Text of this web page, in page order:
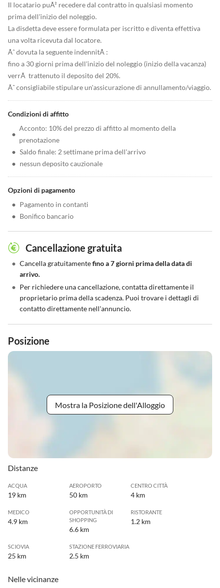
Il locatario puÃ² recedere dal contratto in qualsiasi momento
prima dell'inizio del noleggio.
La disdetta deve essere formulata per iscritto e diventa effettiva
una volta ricevuta dal locatore.
Ãˆ dovuta la seguente indennitÃ :
fino a 30 giorni prima dell'inizio del noleggio (inizio della vacanza)
verrÃ trattenuto il deposito del 20%.
Ãˆ consigliabile stipulare un'assicurazione di annullamento/viaggio.
Condizioni di affitto
•
Acconto: 10% del prezzo di affitto al momento della
prenotazione
• Saldo finale: 2 settimane prima dell'arrivo
• nessun deposito cauzionale
Opzioni di pagamento
• Pagamento in contanti
• Bonifico bancario
Cancellazione gratuita
• Cancella gratuitamentefino a 7 giorni prima della data di
arrivo.
• Per richiedere una cancellazione, contatta direttamente il
proprietario prima della scadenza. Puoi trovare i dettagli di
contatto direttamente nell'annuncio.
Posizione
Mostra la Posizione dell'Alloggio
Distanze
ACQUA
19 km
AEROPORTO
50 km
CENTRO CITTÀ
4 km
MEDICO
4.9 km
OPPORTUNITÀ DI
SHOPPING
6.6 km
RISTORANTE
1.2 km
SCIOVIA
25 km
STAZIONE FERROVIARIA
2.5 km
Nelle vicinanze